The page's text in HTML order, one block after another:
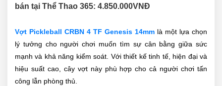
bán tại Thể Thao 365: 4.850.000VNĐ
Vợt Pickleball CRBN 4 TF Genesis 14mm là một lựa chọn
lý tưởng cho người chơi muốn tìm sự cân bằng giữa sức
mạnh và khả năng kiểm soát. Với thiết kế tinh tế, hiện đại và
hiệu suất cao, cây vợt này phù hợp cho cả người chơi tấn
công lẫn phòng thủ.